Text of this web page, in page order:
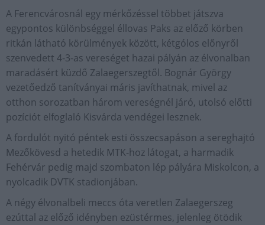
A Ferencvárosnál egy mérkőzéssel többet játszva
egypontos különbséggel éllovas Paks az előző körben
ritkán látható körülmények között, kétgólos előnyről
szenvedett 4-3-as vereséget hazai pályán az élvonalban
maradásért küzdő Zalaegerszegtől. Bognár György
vezetőedző tanítványai máris javíthatnak, mivel az
otthon sorozatban három vereségnél járó, utolsó előtti
pozíciót elfoglaló Kisvárda vendégei lesznek.
A fordulót nyitó péntek esti összecsapáson a sereghajtó
Mezőkövesd a hetedik MTK-hoz látogat, a harmadik
Fehérvár pedig majd szombaton lép pályára Miskolcon, a
nyolcadik DVTK stadionjában.
A négy élvonalbeli meccs óta veretlen Zalaegerszeg
ezúttal az előző idényben ezüstérmes, jelenleg ötödik